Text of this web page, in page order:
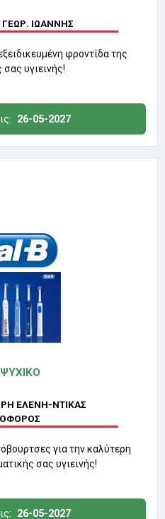
ΙΩΑΝΝΗΣ
φροντίδα της
υγιεινής!
26-05-2027
ΕΛΕΝΗ-ΝΤΙΚΑΣ
για την καλύτερη
σας υγιεινής!
26-05-2027